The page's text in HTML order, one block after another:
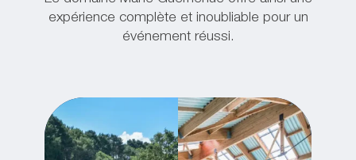
expérience complète et inoubliable pour un
événement réussi.